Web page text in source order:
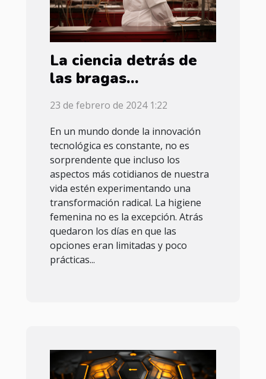
La ciencia detrás de
las bragas
menstruales: Cómo la
tecnología textil está
revolucionando la
higiene femenina
23 de febrero de 2024 1:22
En un mundo donde la innovación
tecnológica es constante, no es
sorprendente que incluso los
aspectos más cotidianos de nuestra
vida estén experimentando una
transformación radical. La higiene
femenina no es la excepción. Atrás
quedaron los días en que las
opciones eran limitadas y poco
prácticas...